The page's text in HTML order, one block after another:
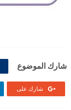
شارك الموضوع
شارك على